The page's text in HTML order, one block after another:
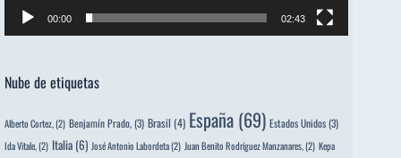
00:00 02:43
Nube de etiquetas
Alberto Cortez, (2) Benjamín Prado,(3) Brasil (4) España (69) Estados Unidos(3)
Ida Vitale, (2) Italia (6) José Antonio Labordeta(2) Juan Benito Rodríguez Manzanares, (2) Kepa